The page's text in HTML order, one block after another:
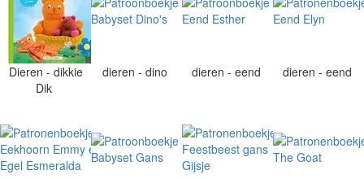
Dieren - dikkie
Dik
dieren - dino dieren - eend dieren - eend